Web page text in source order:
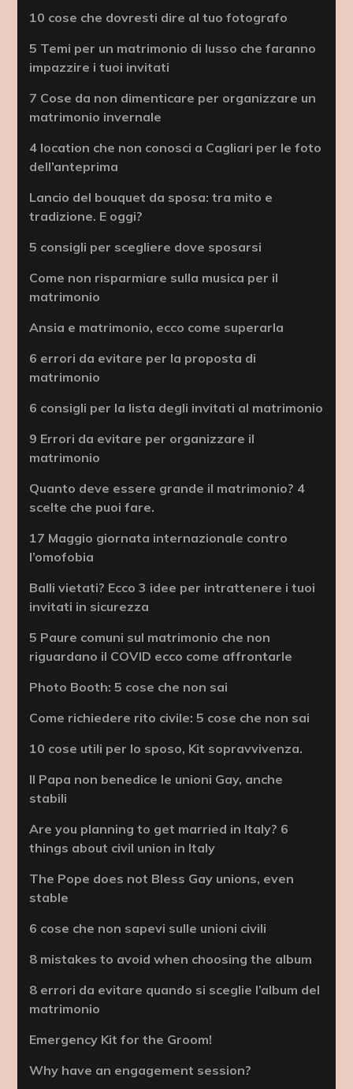
10 cose che dovresti dire al tuo fotografo
5 Temi per un matrimonio di lusso che faranno
impazzire i tuoi invitati
7 Cose da non dimenticare per organizzare un
matrimonio invernale
4 location che non conosci a Cagliari per le foto
dell’anteprima
Lancio del bouquet da sposa: tra mito e
tradizione. E oggi?
5 consigli per scegliere dove sposarsi
Come non risparmiare sulla musica per il
matrimonio
Ansia e matrimonio, ecco come superarla
6 errori da evitare per la proposta di
matrimonio
6 consigli per la lista degli invitati al matrimonio
9 Errori da evitare per organizzare il
matrimonio
Quanto deve essere grande il matrimonio? 4
scelte che puoi fare.
17 Maggio giornata internazionale contro
l’omofobia
Balli vietati? Ecco 3 idee per intrattenere i tuoi
invitati in sicurezza
5 Paure comuni sul matrimonio che non
riguardano il COVID ecco come affrontarle
Photo Booth: 5 cose che non sai
Come richiedere rito civile: 5 cose che non sai
10 cose utili per lo sposo, Kit sopravvivenza.
Il Papa non benedice le unioni Gay, anche
stabili
Are you planning to get married in Italy? 6
things about civil union in Italy
The Pope does not Bless Gay unions, even
stable
6 cose che non sapevi sulle unioni civili
8 mistakes to avoid when choosing the album
8 errori da evitare quando si sceglie l’album del
matrimonio
Emergency Kit for the Groom!
Why have an engagement session?